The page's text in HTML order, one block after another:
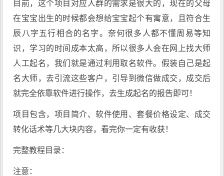
目前，这个项目对应人群的需求是很大的，现在的父母
在宝宝出生的时候都会想给宝宝起个有寓意，且符合生
辰八字五行相合的名字。奈何很多人都不懂周易等知
识，学习的时间成本太高，所以很多人会在网上找大师
人工起名，我们就是通过利用取名软件。假装自己是起
名大师，去引流这些客户，引导到微信做成交，成交后
就完全依靠软件进行操作，去生成起名的报告即可！
项目包含，项目简介、软件使用、套餐价格设定、成交
转化话术等几大块内容，看完你一定有收获！
完整教程目录：
注意：